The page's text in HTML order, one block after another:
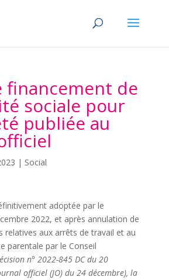
financement de
sociale pour
publiée au
| Social
adoptée par le
2022, et après annulation de
relatives aux arrêts de travail et au
parentale par le Conseil
n° 2022-845 DC du 20
officiel (JO) du 24 décembre), la